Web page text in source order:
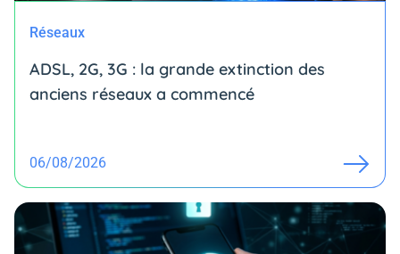
Réseaux
ADSL, 2G, 3G : la grande extinction des
anciens réseaux a commencé
06/08/2026